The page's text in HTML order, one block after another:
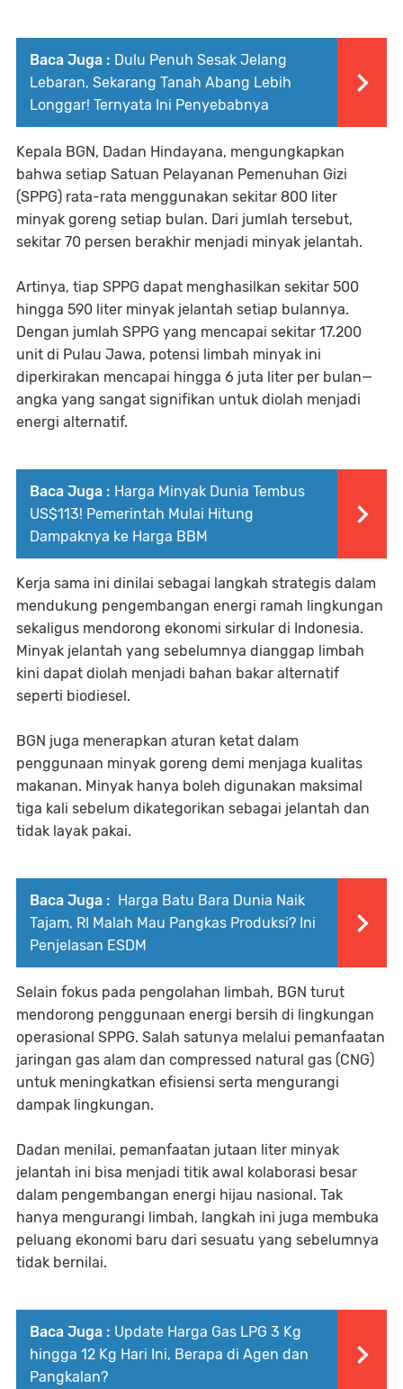
Baca Juga : Dulu Penuh Sesak Jelang
Lebaran, Sekarang Tanah Abang Lebih
Longgar! Ternyata Ini Penyebabnya
Kepala BGN, Dadan Hindayana, mengungkapkan
bahwa setiap Satuan Pelayanan Pemenuhan Gizi
(SPPG) rata-rata menggunakan sekitar 800 liter
minyak goreng setiap bulan. Dari jumlah tersebut,
sekitar 70 persen berakhir menjadi minyak jelantah.
Artinya, tiap SPPG dapat menghasilkan sekitar 500
hingga 590 liter minyak jelantah setiap bulannya.
Dengan jumlah SPPG yang mencapai sekitar 17.200
unit di Pulau Jawa, potensi limbah minyak ini
diperkirakan mencapai hingga 6 juta liter per bulan—
angka yang sangat signifikan untuk diolah menjadi
energi alternatif.
Baca Juga : Harga Minyak Dunia Tembus
US$113! Pemerintah Mulai Hitung
Dampaknya ke Harga BBM
Kerja sama ini dinilai sebagai langkah strategis dalam
mendukung pengembangan energi ramah lingkungan
sekaligus mendorong ekonomi sirkular di Indonesia.
Minyak jelantah yang sebelumnya dianggap limbah
kini dapat diolah menjadi bahan bakar alternatif
seperti biodiesel.
BGN juga menerapkan aturan ketat dalam
penggunaan minyak goreng demi menjaga kualitas
makanan. Minyak hanya boleh digunakan maksimal
tiga kali sebelum dikategorikan sebagai jelantah dan
tidak layak pakai.
Baca Juga : Harga Batu Bara Dunia Naik
Tajam, RI Malah Mau Pangkas Produksi? Ini
Penjelasan ESDM
Selain fokus pada pengolahan limbah, BGN turut
mendorong penggunaan energi bersih di lingkungan
operasional SPPG. Salah satunya melalui pemanfaatan
jaringan gas alam dan compressed natural gas (CNG)
untuk meningkatkan efisiensi serta mengurangi
dampak lingkungan.
Dadan menilai, pemanfaatan jutaan liter minyak
jelantah ini bisa menjadi titik awal kolaborasi besar
dalam pengembangan energi hijau nasional. Tak
hanya mengurangi limbah, langkah ini juga membuka
peluang ekonomi baru dari sesuatu yang sebelumnya
tidak bernilai.
Baca Juga : Update Harga Gas LPG 3 Kg
hingga 12 Kg Hari Ini, Berapa di Agen dan
Pangkalan?